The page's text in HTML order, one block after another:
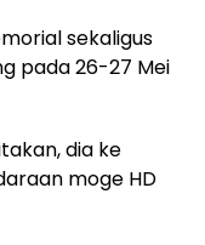
sekaligus
pada 26-27 Mei
dia ke
moge HD